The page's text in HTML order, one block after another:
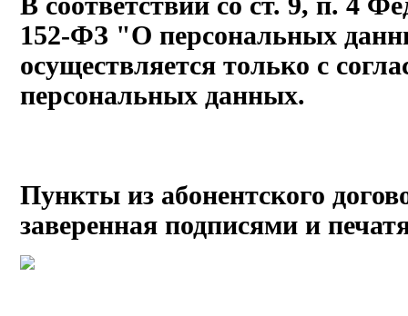
152-ФЗ "О персональных
осуществляется только с
персональных данных.
Пункты из абонентского
заверенная подписями и